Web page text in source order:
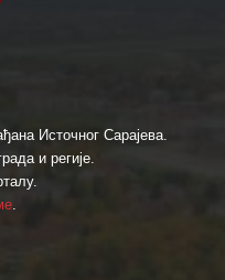
Источног Сарајева.
и регије.
.